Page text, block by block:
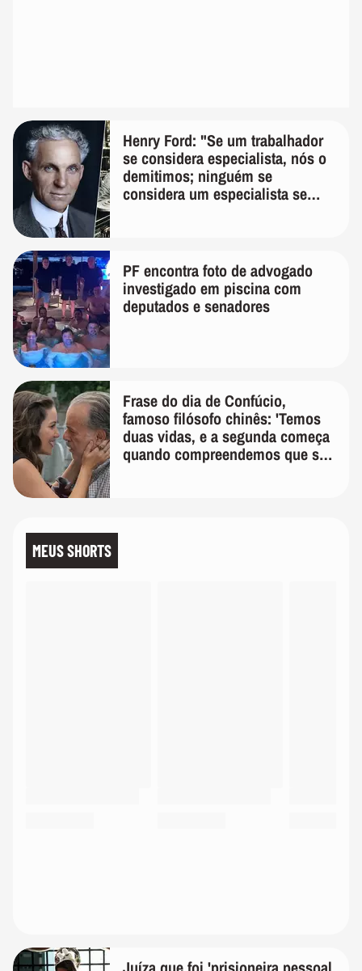
Henry Ford: "Se um trabalhador
se considera especialista, nós o
demitimos; ninguém se
considera um especialista se
PF encontra foto de advogado
investigado em piscina com
deputados e senadores
Frase do dia de Confúcio,
famoso filósofo chinês: 'Temos
duas vidas, e a segunda começa
quando compreendemos que só
MEUS SHORTS